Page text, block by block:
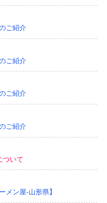
ご紹介
ご紹介
ご紹介
ご紹介
ついて
ン屋-山形県】